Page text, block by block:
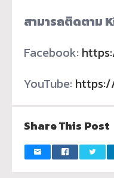
สามารถติดตาม
Facebook:
YouTube:
Share This Post